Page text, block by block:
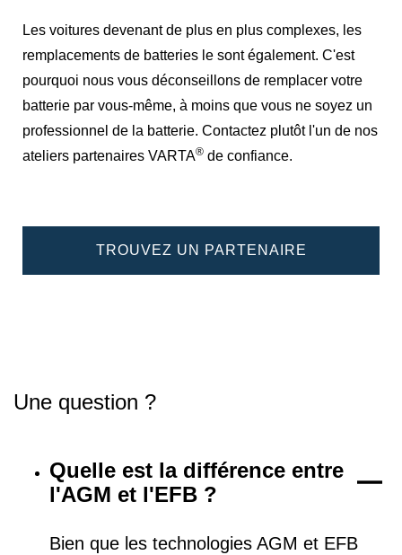
Les voitures devenant de plus en plus complexes, les
remplacements de batteries le sont également. C'est
pourquoi nous vous déconseillons de remplacer votre
batterie par vous-même, à moins que vous ne soyez un
professionnel de la batterie. Contactez plutôt l'un de nos
ateliers partenaires VARTA® de confiance.
TROUVEZ UN PARTENAIRE
Une question ?
Quelle est la différence entre
l'AGM et l'EFB ?
Bien que les technologies AGM et EFB